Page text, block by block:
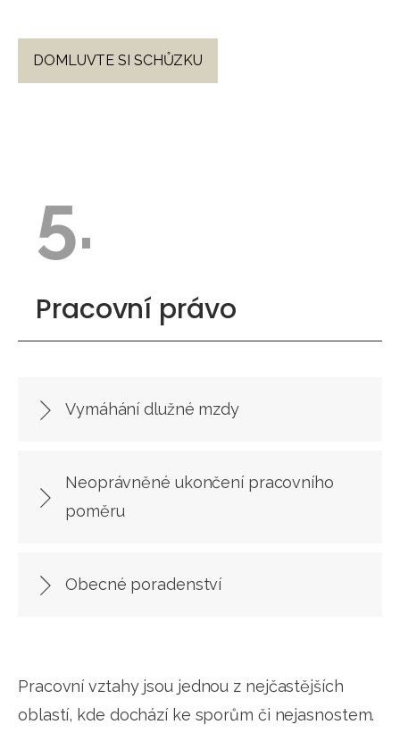
DOMLUVTE SI SCHŮZKU
5.
Pracovní právo
Vymáhání dlužné mzdy
Neoprávněné ukončení pracovního
poměru
Obecné poradenství
Pracovní vztahy jsou jednou z nejčastějších
oblastí, kde dochází ke sporům či nejasnostem.